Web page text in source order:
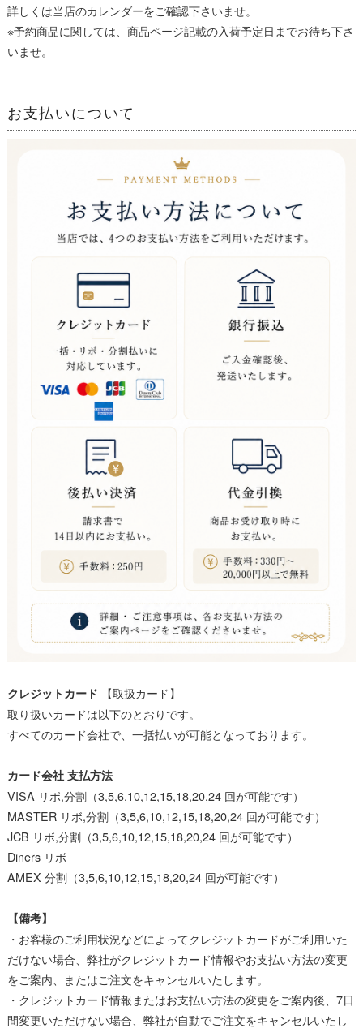
詳しくは当店のカレンダーをご確認下さいませ。
※予約商品に関しては、商品ページ記載の入荷予定日までお待ち下さ
いませ。
お支払いについて
クレジットカード 【取扱カード】
取り扱いカードは以下のとおりです。
すべてのカード会社で、一括払いが可能となっております。
カード会社 支払方法
VISA リボ,分割（3,5,6,10,12,15,18,20,24 回が可能です）
MASTER リボ,分割（3,5,6,10,12,15,18,20,24 回が可能です）
JCB リボ,分割（3,5,6,10,12,15,18,20,24 回が可能です）
Diners リボ
AMEX 分割（3,5,6,10,12,15,18,20,24 回が可能です）
【備考】
・お客様のご利用状況などによってクレジットカードがご利用いた
だけない場合、弊社がクレジットカード情報やお支払い方法の変更
をご案内、またはご注文をキャンセルいたします。
・クレジットカード情報またはお支払い方法の変更をご案内後、7日
間変更いただけない場合、弊社が自動でご注文をキャンセルいたし